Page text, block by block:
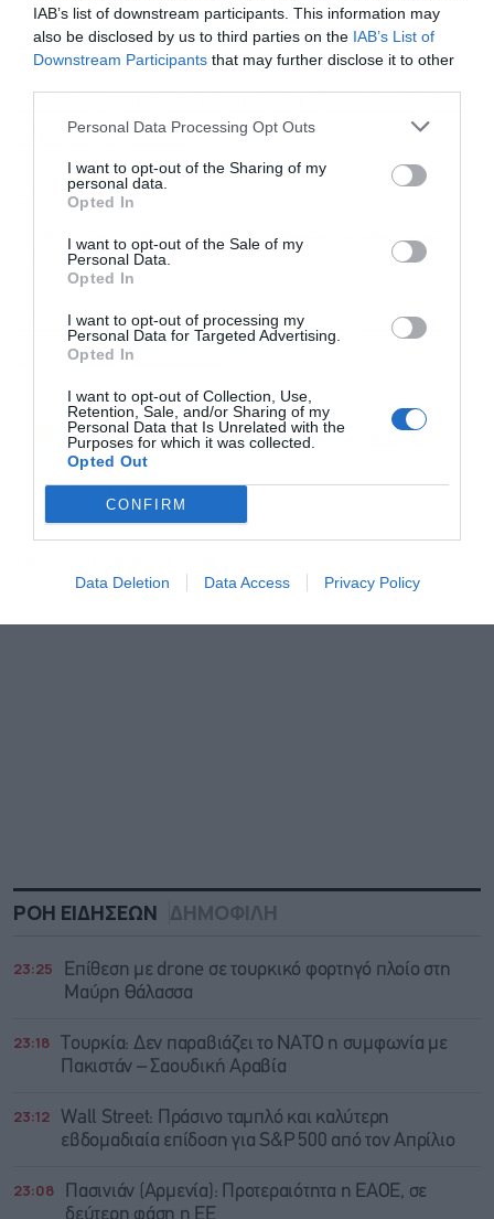
IAB’s list of downstream participants. This information may
also be disclosed by us to third parties on the IAB’s List of
Downstream Participants that may further disclose it to other
Personal Data Processing Opt Outs
I want to opt-out of the Sharing of my
personal data.
Opted In
I want to opt-out of the Sale of my
Personal Data.
Opted In
I want to opt-out of processing my
Personal Data for Targeted Advertising.
Opted In
I want to opt-out of Collection, Use,
Retention, Sale, and/or Sharing of my
Personal Data that Is Unrelated with the
Purposes for which it was collected.
Opted Out
CONFIRM
Data Deletion Data Access Privacy Policy
Διαβάστε επίσης
παραγωγή γαλλίου
Austriacard: Στο γ’ τρίμηνο του 2026 η
Cooke: Τις επόμενες μέρες ολοκληρώνεται η
εξαγορά της Avramar
Ακολουθήστε το Powergame.gr στο
Google
Newsγια άμεση και έγκυρη οικονομική
ενημέρωση!
ΡΟΗ ΕΙΔΗΣΕΩΝ ΔΗΜΟΦΙΛΗ
23:25
Επίθεση με drone σε τουρκικό φορτηγό πλοίο στη
Μαύρη Θάλασσα
23:18
Τουρκία: Δεν παραβιάζει το ΝΑΤΟ η συμφωνία με
Πακιστάν – Σαουδική Αραβία
23:12
Wall Street: Πράσινο ταμπλό και καλύτερη
εβδομαδιαία επίδοση για S&P 500 από τον Απρίλιο
23:08
Πασινιάν (Αρμενία): Προτεραιότητα η ΕΑΟΕ, σε
δεύτερη φάση η ΕΕ
Εγγραφή στο
και την πολιτική απορρήτου